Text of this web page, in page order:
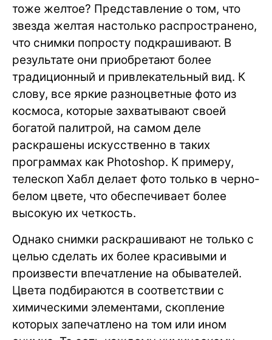
тоже желтое? Представление о том, что
звезда желтая настолько распространено,
что снимки попросту подкрашивают. В
результате они приобретают более
традиционный и привлекательный вид. К
слову, все яркие разноцветные фото из
космоса, которые захватывают своей
богатой палитрой, на самом деле
раскрашены искусственно в таких
программах как Photoshop. К примеру,
телескоп Хабл делает фото только в черно-
белом цвете, что обеспечивает более
высокую их четкость.
Однако снимки раскрашивают не только с
целью сделать их более красивыми и
произвести впечатление на обывателей.
Цвета подбираются в соответствии с
химическими элементами, скопление
которых запечатлено на том или ином